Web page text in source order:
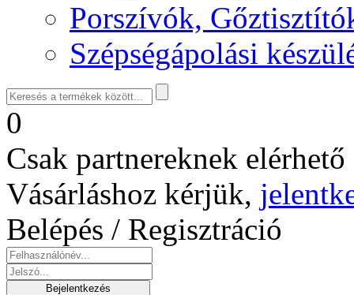
Porszívók,
Szépségápolási
0
Csak partnereknek
Vásárláshoz kérjük,
Belépés / Regisztráció